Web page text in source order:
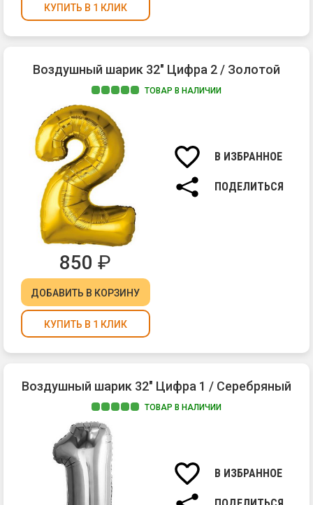
КУПИТЬ В 1 КЛИК
Воздушный шарик 32" Цифра 2 / Золотой
ТОВАР В НАЛИЧИИ
В ИЗБРАННОЕ
ПОДЕЛИТЬСЯ
850 ₽
ДОБАВИТЬ В КОРЗИНУ
КУПИТЬ В 1 КЛИК
Воздушный шарик 32" Цифра 1 / Серебряный
ТОВАР В НАЛИЧИИ
В ИЗБРАННОЕ